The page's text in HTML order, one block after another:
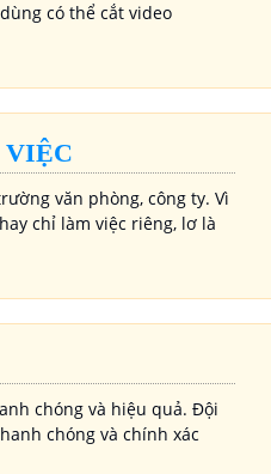
có thể cắt video
văn phòng, công ty. Vì
chỉ làm việc riêng, lơ là
chóng và hiệu quả. Đội
chóng và chính xác